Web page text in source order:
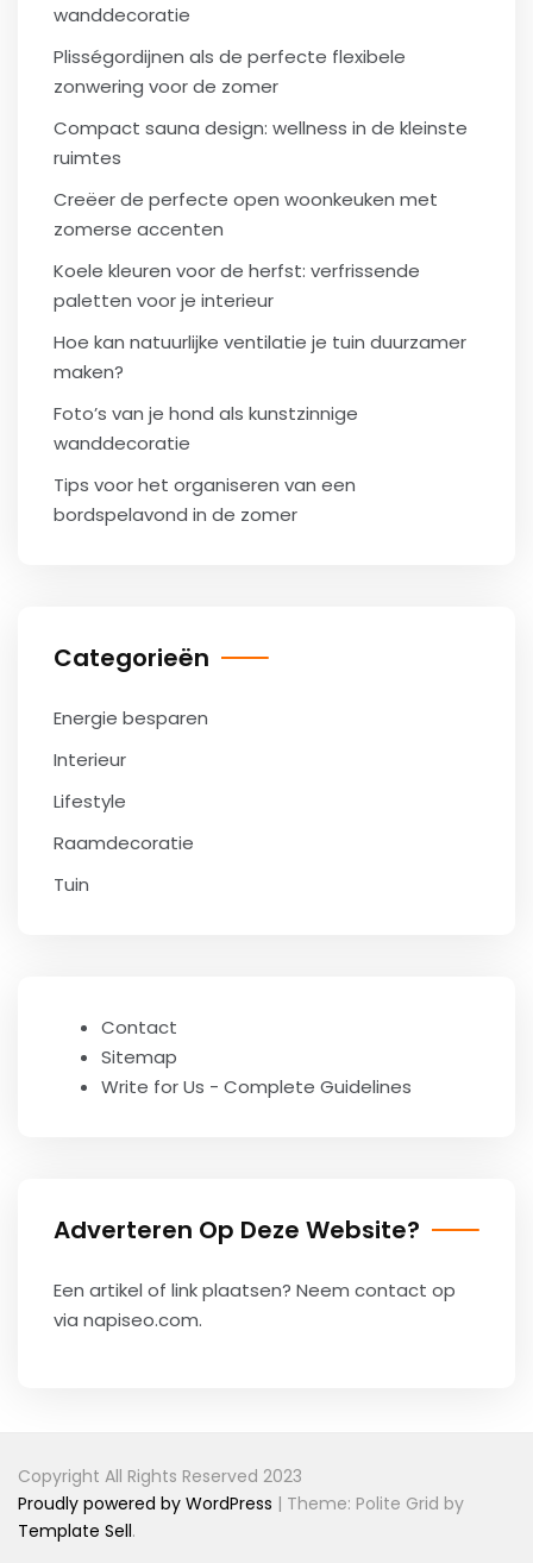
wanddecoratie
Plisségordijnen als de perfecte flexibele
zonwering voor de zomer
Compact sauna design: wellness in de kleinste
ruimtes
Creëer de perfecte open woonkeuken met
zomerse accenten
Koele kleuren voor de herfst: verfrissende
paletten voor je interieur
Hoe kan natuurlijke ventilatie je tuin duurzamer
maken?
Foto’s van je hond als kunstzinnige
wanddecoratie
Tips voor het organiseren van een
bordspelavond in de zomer
Categorieën
Energie besparen
Interieur
Lifestyle
Raamdecoratie
Tuin
Contact
Sitemap
Write for Us - Complete Guidelines
Adverteren Op Deze Website?
Een artikel of link plaatsen? Neem contact op
via napiseo.com.
Copyright All Rights Reserved 2023
Proudly powered by WordPress | Theme: Polite Grid by
Template Sell.